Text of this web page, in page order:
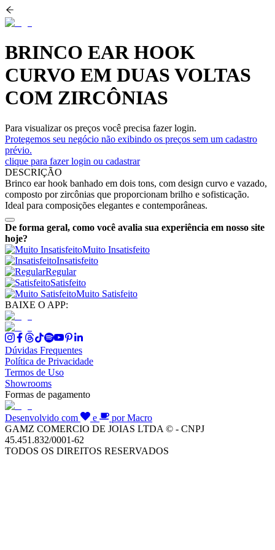
BRINCO EAR HOOK
CURVO EM DUAS VOLTAS
COM ZIRCÔNIAS
Para visualizar os preços você precisa fazer login.
Protegemos seu negócio não exibindo os preços sem um cadastro
prévio.
clique para fazer login ou cadastrar
DESCRIÇÃO
Brinco ear hook banhado em dois tons, com design curvo e vazado,
composto por zircônias que proporcionam brilho e sofisticação.
Ideal para composições elegantes e contemporâneas.
De forma geral, como você avalia sua experiência em nosso site
hoje?
Muito Insatisfeito
Insatisfeito
Regular
Satisfeito
Muito Satisfeito
BAIXE O APP:
Dúvidas Frequentes
Política de Privacidade
Termos de Uso
Showrooms
Formas de pagamento
Desenvolvido com e
por Macro
GAMZ COMERCIO DE JOIAS LTDA © - CNPJ
45.451.832/0001-62
TODOS OS DIREITOS RESERVADOS